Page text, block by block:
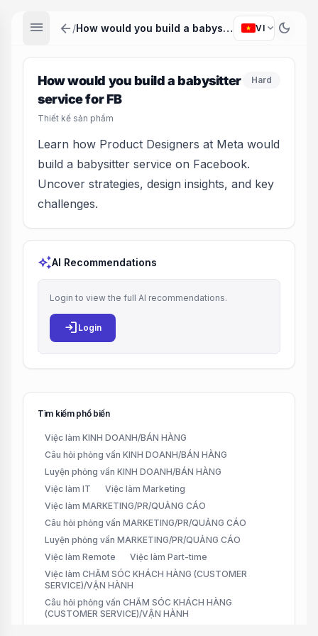
menu arrow_back / How would you build a babysitter service for FB VI expand_more dark_mode
How would you build a babysitter
service for FB
Thiết kế sản phẩm
Hard
Learn how Product Designers at Meta would
build a babysitter service on Facebook.
Uncover strategies, design insights, and key
challenges.
auto_awesomeAI Recommendations
Login to view the full AI recommendations.
login Login
Tìm kiếm phổ biến
Việc làm KINH DOANH/BÁN HÀNG
Câu hỏi phỏng vấn KINH DOANH/BÁN HÀNG
Luyện phỏng vấn KINH DOANH/BÁN HÀNG
Việc làm IT
Việc làm Marketing
Việc làm MARKETING/PR/QUẢNG CÁO
Câu hỏi phỏng vấn MARKETING/PR/QUẢNG CÁO
Luyện phỏng vấn MARKETING/PR/QUẢNG CÁO
Việc làm Remote
Việc làm Part-time
Việc làm CHĂM SÓC KHÁCH HÀNG (CUSTOMER
SERVICE)/VẬN HÀNH
Câu hỏi phỏng vấn CHĂM SÓC KHÁCH HÀNG
(CUSTOMER SERVICE)/VẬN HÀNH